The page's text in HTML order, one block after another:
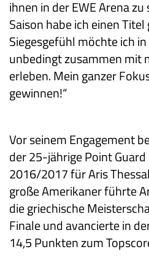
ihnen in der EWE Arena
Saison habe ich einen
Siegesgefühl möchte ich
unbedingt zusammen mit
erleben. Mein ganzer
gewinnen!“
Vor seinem Engagement
der 25-jährige Point Guard
2016/2017 für Aris
große Amerikaner führte
die griechische
Finale und avancierte in
14,5 Punkten zum